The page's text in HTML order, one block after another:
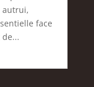
autrui,
face